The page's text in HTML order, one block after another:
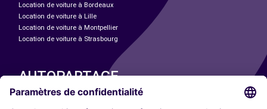
Location de voiture à Bordeaux
Location de voiture à Lille
Location de voiture à Montpellier
Location de voiture à Strasbourg
AUTOPARTAGE